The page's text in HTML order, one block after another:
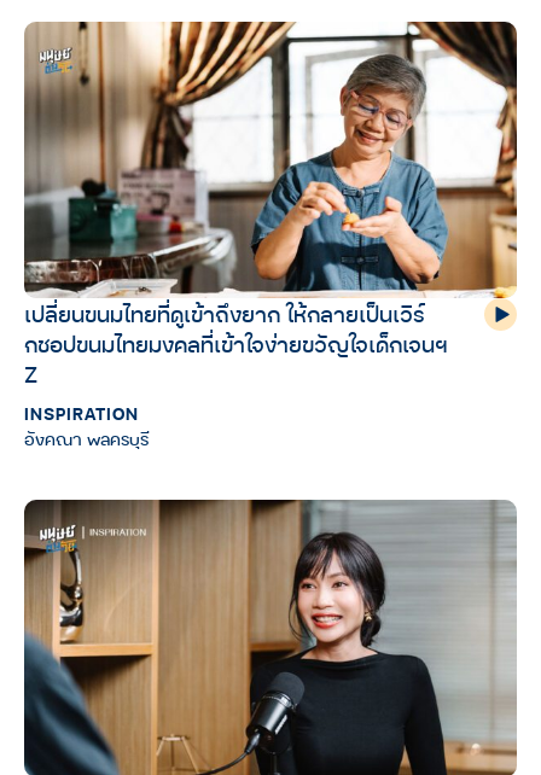
เปลี่ยนขนมไทยที่ดูเข้าถึงยาก ให้กลายเป็นเวิร์
กชอปขนมไทยมงคลที่เข้าใจง่ายขวัญใจเด็กเจนฯ
Z
INSPIRATION
อังคณา พลครบุรี